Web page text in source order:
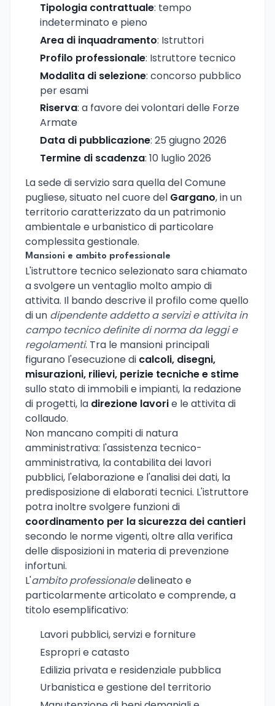
Tipologia contrattuale: tempo
indeterminato e pieno
Area di inquadramento: Istruttori
Profilo professionale: Istruttore tecnico
Modalita di selezione: concorso pubblico
per esami
Riserva: a favore dei volontari delle Forze
Armate
Data di pubblicazione: 25 giugno 2026
Termine di scadenza: 10 luglio 2026
La sede di servizio sara quella del Comune
pugliese, situato nel cuore del Gargano, in un
territorio caratterizzato da un patrimonio
ambientale e urbanistico di particolare
complessita gestionale.
Mansioni e ambito professionale
L'istruttore tecnico selezionato sara chiamato
a svolgere un ventaglio molto ampio di
attivita. Il bando descrive il profilo come quello
di un dipendente addetto a servizi e attivita in
campo tecnico definite di norma da leggi e
regolamenti. Tra le mansioni principali
figurano l'esecuzione di calcoli, disegni,
misurazioni, rilievi, perizie tecniche e stime
sullo stato di immobili e impianti, la redazione
di progetti, la direzione lavorie le attivita di
collaudo.
Non mancano compiti di natura
amministrativa: l'assistenza tecnico-
amministrativa, la contabilita dei lavori
pubblici, l'elaborazione e l'analisi dei dati, la
predisposizione di elaborati tecnici. L'istruttore
potra inoltre svolgere funzioni di
coordinamento per la sicurezza dei cantieri
secondo le norme vigenti, oltre alla verifica
delle disposizioni in materia di prevenzione
infortuni.
L'ambito professionaledelineato e
particolarmente articolato e comprende, a
titolo esemplificativo:
Lavori pubblici, servizi e forniture
Espropri e catasto
Edilizia privata e residenziale pubblica
Urbanistica e gestione del territorio